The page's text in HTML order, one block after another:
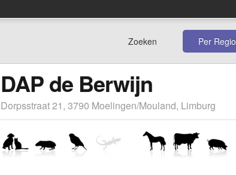
Zoeken Per Regio
DAP de Berwijn
Dorpsstraat 21, 3790 Moelingen/Mouland, Limburg